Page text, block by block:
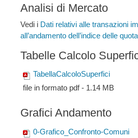
Analisi di Mercato
Vedi i Dati relativi alle transazioni
all’andamento dell’indice delle
Tabelle Calcolo
TabellaCalcoloSuperfici
file in formato pdf - 1.14 MB
Grafici Andamento
0-Grafico_Confronto-Comuni